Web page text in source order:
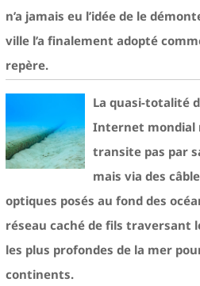
n’a jamais eu l’idée de le
ville l’a finalement adopté
repère.
La quasi-totalité
Internet mondial
transite pas par
mais via des
optiques posés au fond des
réseau caché de fils traversant
les plus profondes de la mer
continents.